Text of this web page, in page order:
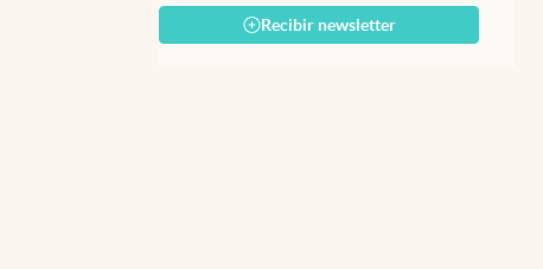
Recibir newsletter